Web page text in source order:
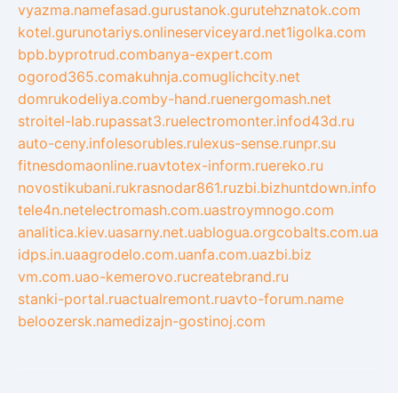
vyazma.namefasad.gurustanok.gurutehznatok.com
kotel.gurunotariys.onlineserviceyard.net1igolka.com
bpb.byprotrud.combanya-expert.com
ogorod365.comakuhnja.comuglichcity.net
domrukodeliya.comby-hand.ruenergomash.net
stroitel-lab.rupassat3.ruelectromonter.infod43d.ru
auto-ceny.infolesorubles.rulexus-sense.runpr.su
fitnesdomaonline.ruavtotex-inform.ruereko.ru
novostikubani.rukrasnodar861.ruzbi.bizhuntdown.info
tele4n.netelectromash.com.uastroymnogo.com
analitica.kiev.uasarny.net.uablogua.orgcobalts.com.ua
idps.in.uaagrodelo.com.uanfa.com.uazbi.biz
vm.com.uao-kemerovo.rucreatebrand.ru
stanki-portal.ruactualremont.ruavto-forum.name
beloozersk.namedizajn-gostinoj.com